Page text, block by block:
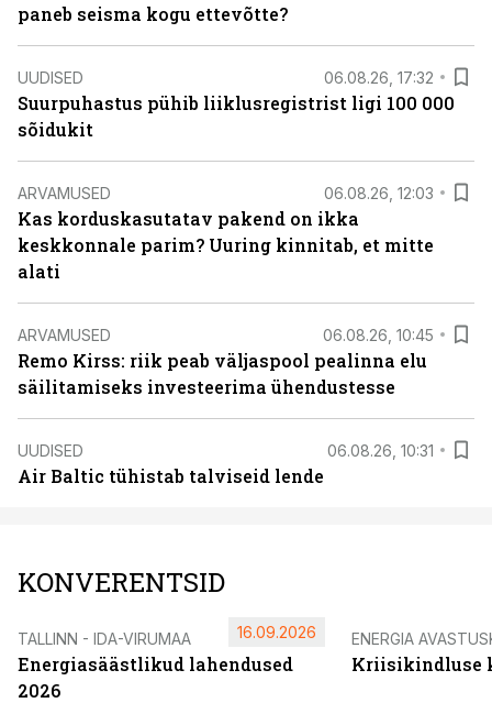
paneb seisma kogu ettevõtte?
UUDISED 06.08.26, 17:32
Suurpuhastus pühib liiklusregistrist ligi 100 000
sõidukit
ARVAMUSED 06.08.26, 12:03
Kas korduskasutatav pakend on ikka
keskkonnale parim? Uuring kinnitab, et mitte
alati
ARVAMUSED 06.08.26, 10:45
Remo Kirss: riik peab väljaspool pealinna elu
säilitamiseks investeerima ühendustesse
UUDISED 06.08.26, 10:31
Air Baltic tühistab talviseid lende
KONVERENTSID
TALLINN - IDA-VIRUMAA
Energiasäästlikud lahendused
2026
16.09.2026 ENERGIA
Kriisikindluse